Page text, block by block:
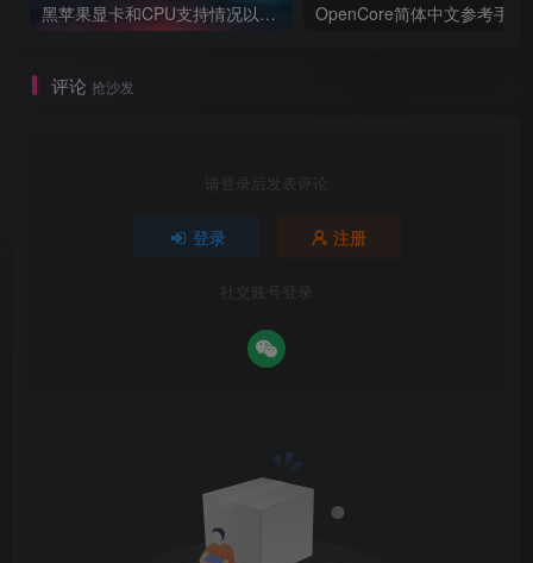
黑苹果显卡和CPU支持情况以及购买硬件防踩坑指南 OpenCore简体中文参考手册
评论 抢沙发
请登录后发表评论
登录 注册
社交账号登录